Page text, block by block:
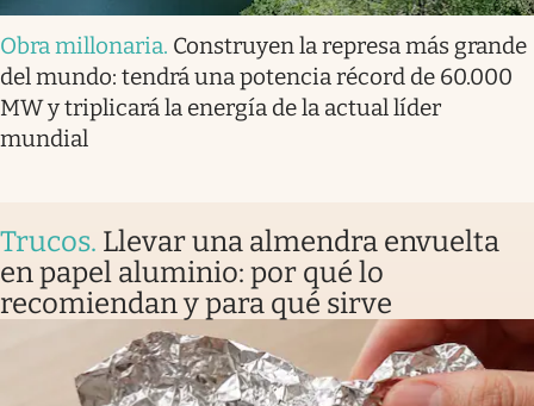
Obra millonaria. Construyen la represa más grande
del mundo: tendrá una potencia récord de 60.000
MW y triplicará la energía de la actual líder
mundial
Trucos. Llevar una almendra envuelta
en papel aluminio: por qué lo
recomiendan y para qué sirve